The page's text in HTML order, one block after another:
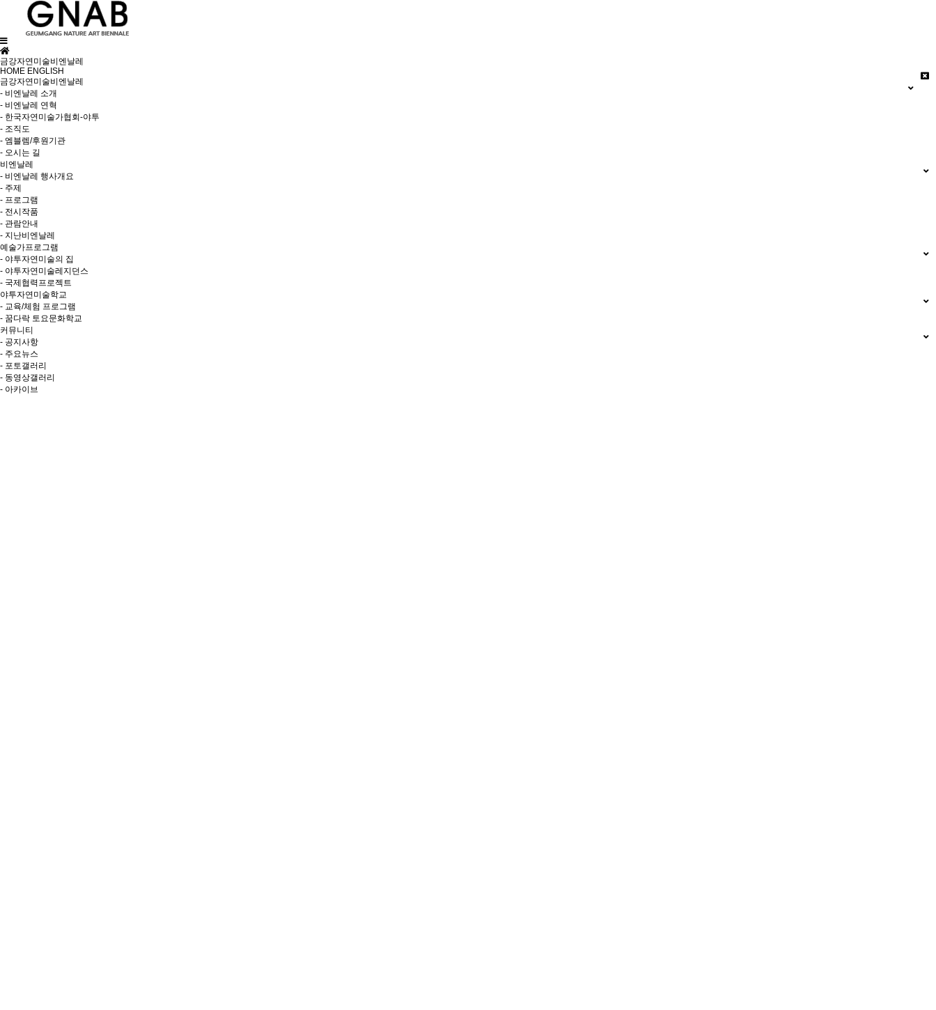
금강자연미술비엔날레
HOME ENGLISH
금강자연미술비엔날레
- 비엔날레 소개
- 비엔날레 연혁
- 한국자연미술가협회-야투
- 조직도
- 엠블렘/후원기관
- 오시는 길
비엔날레
- 비엔날레 행사개요
- 주제
- 프로그램
- 전시작품
- 관람안내
- 지난비엔날레
예술가프로그램
- 야투자연미술의 집
- 야투자연미술레지던스
- 국제협력프로젝트
야투자연미술학교
- 교육/체험 프로그램
- 꿈다락 토요문화학교
커뮤니티
- 공지사항
- 주요뉴스
- 포토갤러리
- 동영상갤러리
- 아카이브